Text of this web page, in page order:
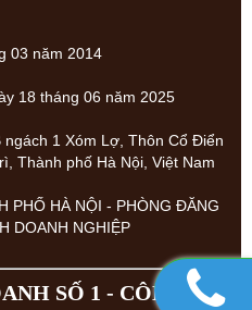
03 năm 2014
18 tháng 06 năm 2025
1 Xóm Lợ, Thôn Cổ Điển
Thành phố Hà Nội, Việt Nam
PHỐ HÀ NỘI - PHÒNG ĐĂNG
DOANH NGHIỆP
SỐ 1 - CÔNG TY